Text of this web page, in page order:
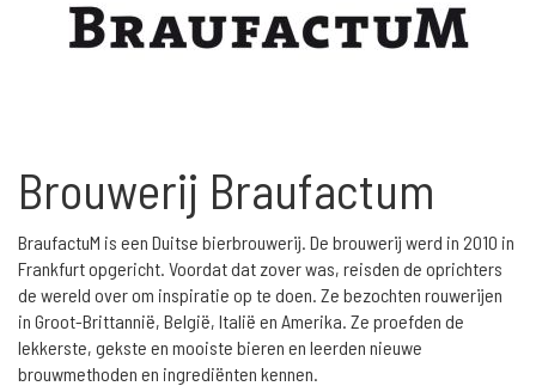
Brouwerij Braufactum
BraufactuM is een Duitse bierbrouwerij. De brouwerij werd in 2010 in
Frankfurt opgericht. Voordat dat zover was, reisden de oprichters
de wereld over om inspiratie op te doen. Ze bezochten rouwerijen
in Groot-Brittannië, België, Italië en Amerika. Ze proefden de
lekkerste, gekste en mooiste bieren en leerden nieuwe
brouwmethoden en ingrediënten kennen.